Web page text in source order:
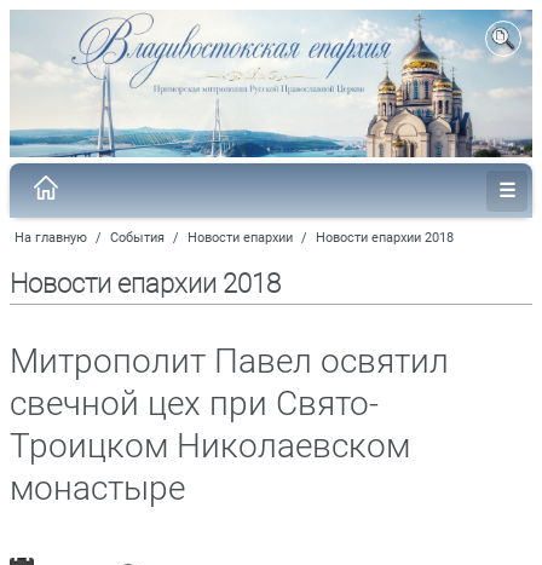
На главную / События / Новости епархии / Новости епархии 2018
Новости епархии 2018
Митрополит Павел освятил
свечной цех при Свято-
Троицком Николаевском
монастыре